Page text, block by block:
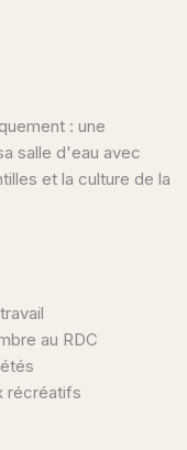
: une
salle d'eau avec
et la culture de la
au RDC
récréatifs